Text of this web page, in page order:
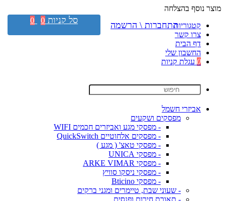
מוצר נוסף בהצלחה
קטגוריות
צרו קשר
דף הבית
החשבון שלי
0 עגלת קניות
אביזרי חשמל
מפסקים ושקעים
- מפסקי מגע ואביזרים חכמים WIFI
- מפסקים אלחוטיים QuickSwitch
- מפסקי טאצ' ( מגע )
- מפסקי UNICA
- מפסקי ARKE VIMAR
- מפסקי ניסקו סוויץ
- מפסקי Bticino
- שעוני שבת, טיימרים ומגני ברקים
- תאורת חירום ופנסים
התחברות \ הרשמה סל קניות 0
0